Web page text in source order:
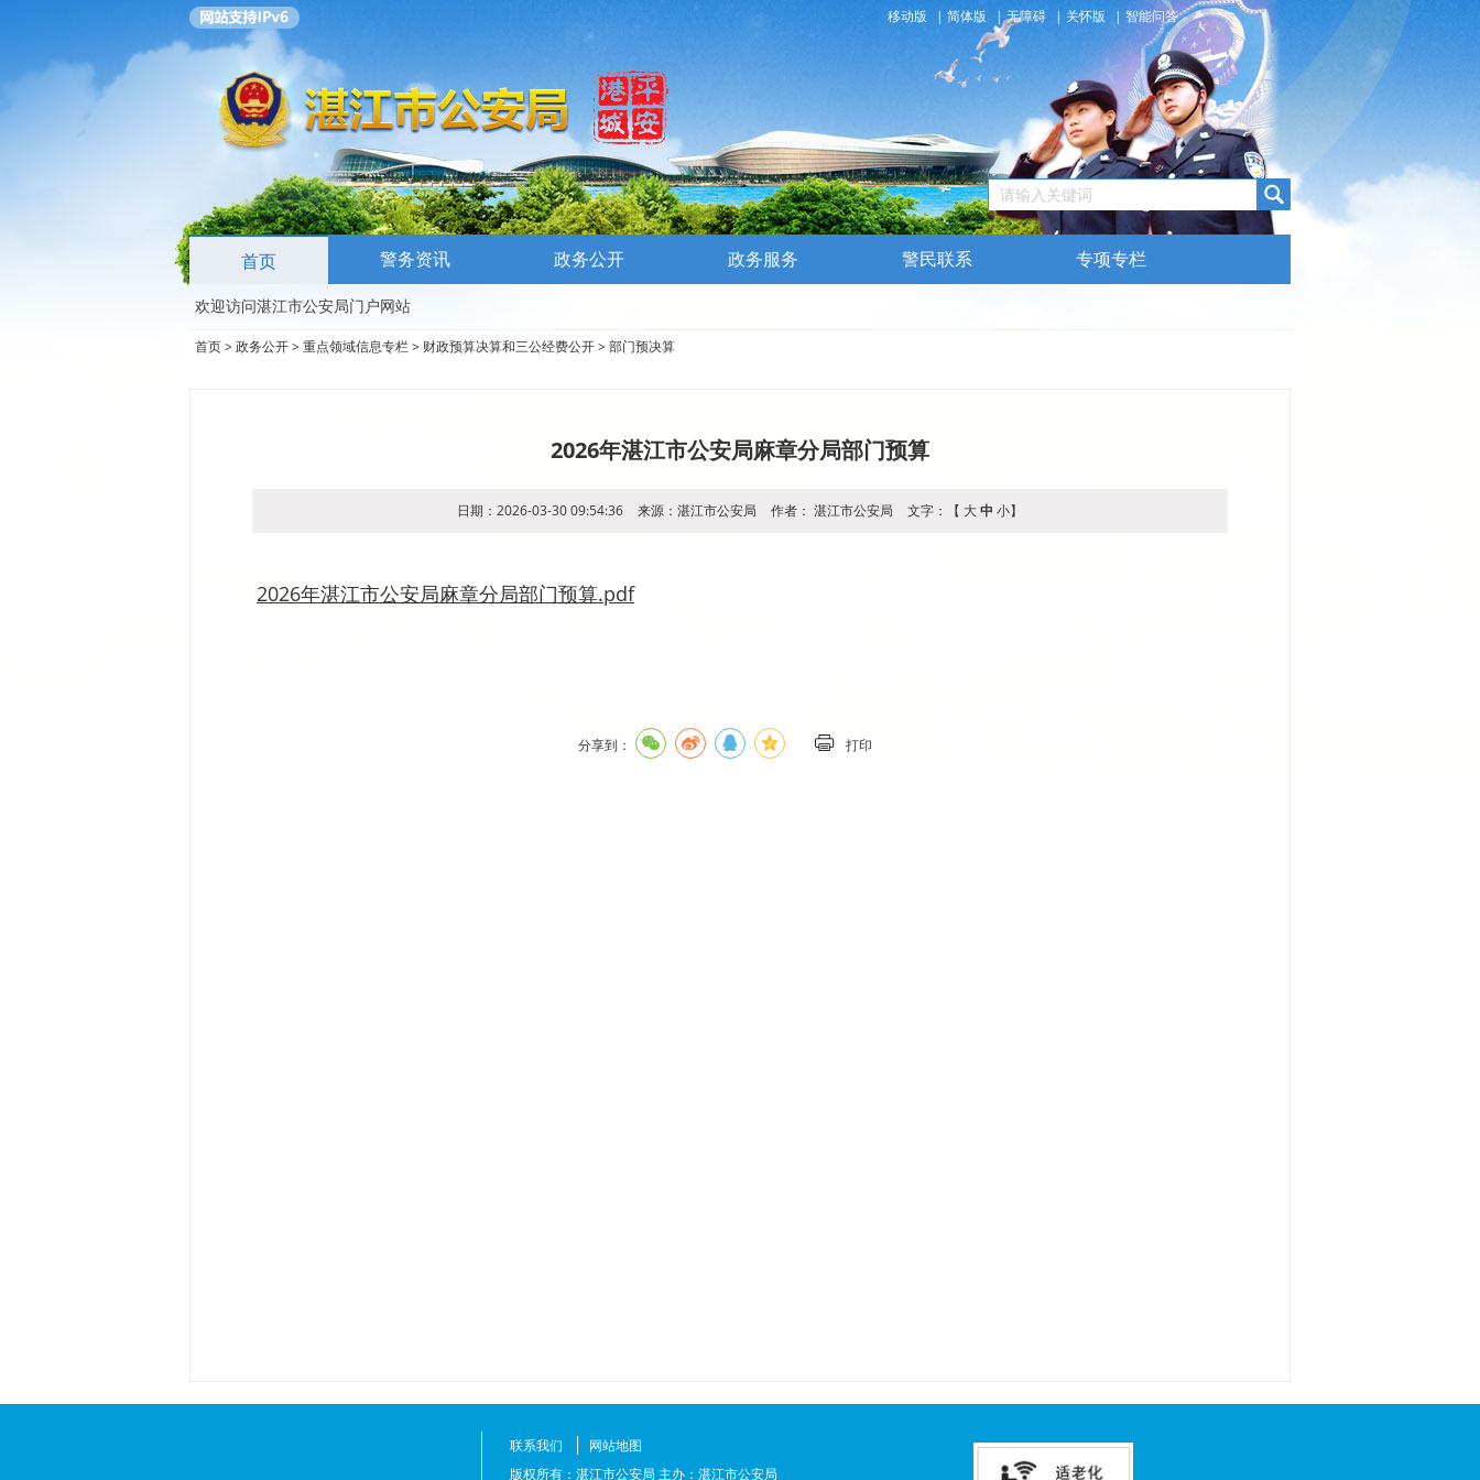
移动版 | 简体版 |无障碍 | 关怀版 | 智能问答
首页 警务资讯 政务公开 政务服务 警民联系 专项专栏
欢迎访问湛江市公安局门户网站
首页>政务公开>重点领域信息专栏> 财政预算决算和三公经费公开>部门预决算
2026年湛江市公安局麻章分局部门预算
日期：2026-03-30 09:54:36 来源：湛江市公安局 作者： 湛江市公安局 文字：【 大中 小】
2026年湛江市公安局麻章分局部门预算.pdf
分享到： 打印
联系我们
网站地图
版权所有：湛江市公安局 主办：湛江市公安局